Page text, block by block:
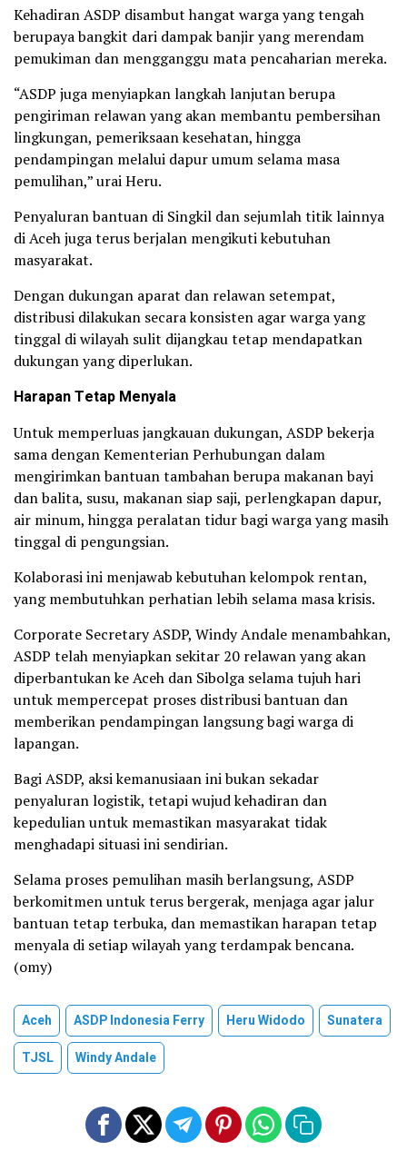
Kehadiran ASDP disambut hangat warga yang tengah
berupaya bangkit dari dampak banjir yang merendam
pemukiman dan mengganggu mata pencaharian mereka.
“ASDP juga menyiapkan langkah lanjutan berupa
pengiriman relawan yang akan membantu pembersihan
lingkungan, pemeriksaan kesehatan, hingga
pendampingan melalui dapur umum selama masa
pemulihan,” urai Heru.
Penyaluran bantuan di Singkil dan sejumlah titik lainnya
di Aceh juga terus berjalan mengikuti kebutuhan
masyarakat.
Dengan dukungan aparat dan relawan setempat,
distribusi dilakukan secara konsisten agar warga yang
tinggal di wilayah sulit dijangkau tetap mendapatkan
dukungan yang diperlukan.
Harapan Tetap Menyala
Untuk memperluas jangkauan dukungan, ASDP bekerja
sama dengan Kementerian Perhubungan dalam
mengirimkan bantuan tambahan berupa makanan bayi
dan balita, susu, makanan siap saji, perlengkapan dapur,
air minum, hingga peralatan tidur bagi warga yang masih
tinggal di pengungsian.
Kolaborasi ini menjawab kebutuhan kelompok rentan,
yang membutuhkan perhatian lebih selama masa krisis.
Corporate Secretary ASDP, Windy Andale menambahkan,
ASDP telah menyiapkan sekitar 20 relawan yang akan
diperbantukan ke Aceh dan Sibolga selama tujuh hari
untuk mempercepat proses distribusi bantuan dan
memberikan pendampingan langsung bagi warga di
lapangan.
Bagi ASDP, aksi kemanusiaan ini bukan sekadar
penyaluran logistik, tetapi wujud kehadiran dan
kepedulian untuk memastikan masyarakat tidak
menghadapi situasi ini sendirian.
Selama proses pemulihan masih berlangsung, ASDP
berkomitmen untuk terus bergerak, menjaga agar jalur
bantuan tetap terbuka, dan memastikan harapan tetap
menyala di setiap wilayah yang terdampak bencana.
(omy)
Aceh ASDP Indonesia Ferry Heru Widodo
Sunatera
TJSL
Windy Andale